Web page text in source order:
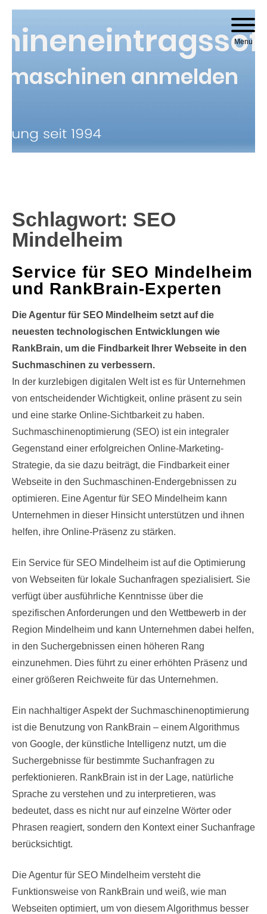
Menu
Schlagwort: SEO
Mindelheim
Service für SEO Mindelheim
und RankBrain-Experten
Die Agentur für SEO Mindelheim setzt auf die
neuesten technologischen Entwicklungen wie
RankBrain, um die Findbarkeit Ihrer Webseite in den
Suchmaschinen zu verbessern.
In der kurzlebigen digitalen Welt ist es für Unternehmen
von entscheidender Wichtigkeit, online präsent zu sein
und eine starke Online-Sichtbarkeit zu haben.
Suchmaschinenoptimierung (SEO) ist ein integraler
Gegenstand einer erfolgreichen Online-Marketing-
Strategie, da sie dazu beiträgt, die Findbarkeit einer
Webseite in den Suchmaschinen-Endergebnissen zu
optimieren. Eine Agentur für SEO Mindelheim kann
Unternehmen in dieser Hinsicht unterstützen und ihnen
helfen, ihre Online-Präsenz zu stärken.
Ein Service für SEO Mindelheim ist auf die Optimierung
von Webseiten für lokale Suchanfragen spezialisiert. Sie
verfügt über ausführliche Kenntnisse über die
spezifischen Anforderungen und den Wettbewerb in der
Region Mindelheim und kann Unternehmen dabei helfen,
in den Suchergebnissen einen höheren Rang
einzunehmen. Dies führt zu einer erhöhten Präsenz und
einer größeren Reichweite für das Unternehmen.
Ein nachhaltiger Aspekt der Suchmaschinenoptimierung
ist die Benutzung von RankBrain – einem Algorithmus
von Google, der künstliche Intelligenz nutzt, um die
Suchergebnisse für bestimmte Suchanfragen zu
perfektionieren. RankBrain ist in der Lage, natürliche
Sprache zu verstehen und zu interpretieren, was
bedeutet, dass es nicht nur auf einzelne Wörter oder
Phrasen reagiert, sondern den Kontext einer Suchanfrage
berücksichtigt.
Die Agentur für SEO Mindelheim versteht die
Funktionsweise von RankBrain und weiß, wie man
Webseiten optimiert, um von diesem Algorithmus besser